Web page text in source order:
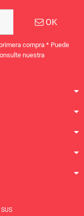
OK
compra * Puede
nuestra